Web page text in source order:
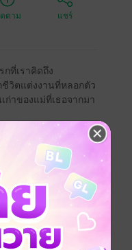
ตาม แชร์
กที่เราคิดถึง
ชีวิตแต่งงานที่หลอกตัว
ก่าของแม่ที่เธอจากมา
นยังจดจำเสียง
วันวาน
เงาของใครบางคน’